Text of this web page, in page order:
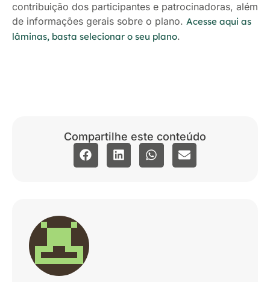
contribuição dos participantes e patrocinadoras, além
de informações gerais sobre o plano. Acesse aqui as
lâminas, basta selecionar o seu plano.
Compartilhe este conteúdo